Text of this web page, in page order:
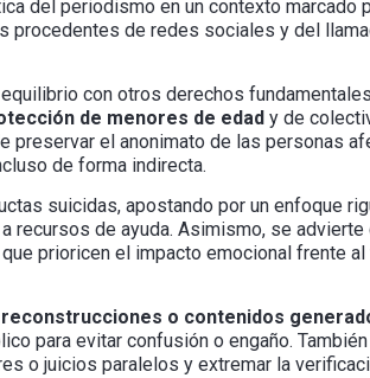
del periodismo en un contexto marcado
procedentes de redes sociales y del
con otros derechos
de menores de edad y de
preservar el anonimato de las personas
de forma indirecta.
suicidas, apostando por un enfoque
recursos de ayuda. Asimismo, se advierte
prioricen el impacto emocional frente al
o contenidos
para evitar confusión o engaño.
o juicios paralelos y extremar la